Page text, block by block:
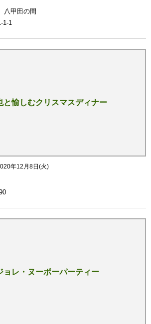
八甲田の間
1-1
と愉しむクリスマスディナー
年12月8日(火)
ョレ・ヌーボーパーティー